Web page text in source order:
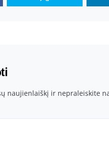
naujienlaiškį ir nepraleiskite